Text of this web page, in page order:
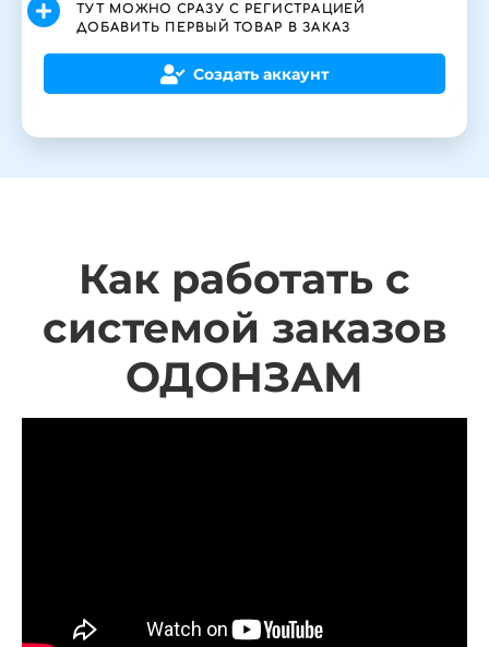
ТУТ МОЖНО СРАЗУ С РЕГИСТРАЦИЕЙ
ДОБАВИТЬ ПЕРВЫЙ ТОВАР В ЗАКАЗ
Создать аккаунт
Как работать с
системой заказов
ОДОНЗАМ